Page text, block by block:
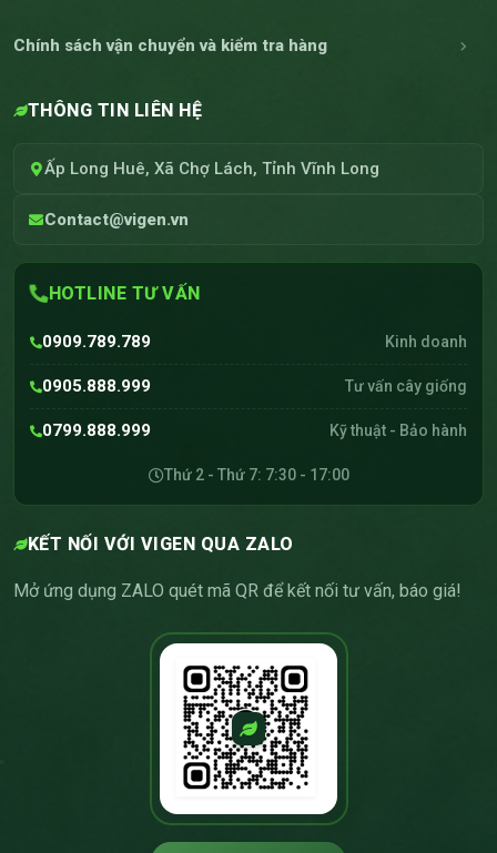
Chính sách vận chuyển và kiểm tra hàng
THÔNG TIN LIÊN HỆ
Ấp Long Huê, Xã Chợ Lách, Tỉnh Vĩnh Long
Contact@vigen.vn
HOTLINE TƯ VẤN
0909.789.789 Kinh doanh
0905.888.999 Tư vấn cây giống
0799.888.999 Kỹ thuật - Bảo hành
Thứ 2 - Thứ 7: 7:30 - 17:00
KẾT NỐI VỚI VIGEN QUA ZALO
Mở ứng dụng ZALO quét mã QR để kết nối tư vấn, báo giá!